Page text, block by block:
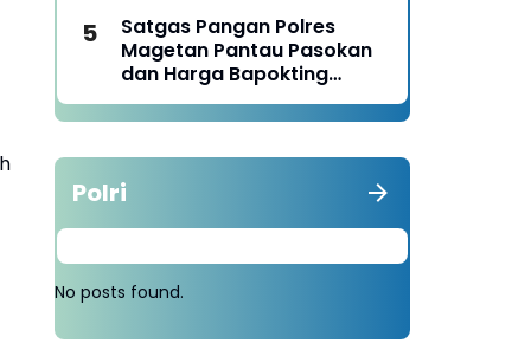
Satgas Pangan Polres
Magetan Pantau Pasokan
dan Harga Bapokting
Pascalebaran
Polri
No posts found.